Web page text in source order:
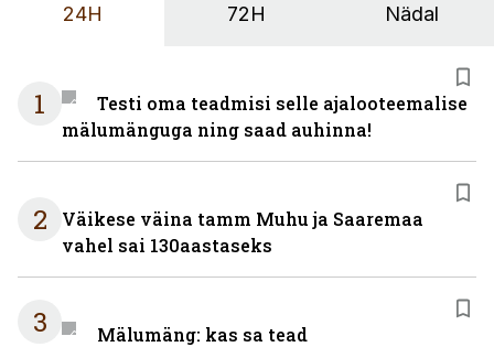
24H 72H Nädal
1
Testi oma teadmisi selle ajalooteemalise
mälumänguga ning saad auhinna!
2
Väikese väina tamm Muhu ja Saaremaa
vahel sai 130aastaseks
3 Mälumäng: kas sa tead